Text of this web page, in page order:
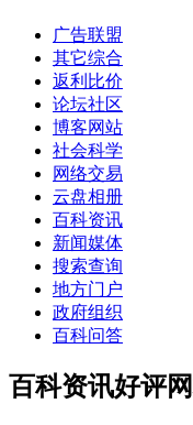
广告联盟
其它综合
返利比价
论坛社区
博客网站
社会科学
网络交易
云盘相册
百科资讯
新闻媒体
搜索查询
地方门户
政府组织
百科问答
百科资讯好评